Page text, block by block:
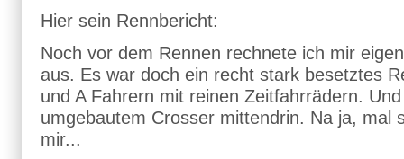
Hier sein Rennbericht:
Noch vor dem Rennen rechnete ich mir
aus. Es war doch ein recht stark besetztes
und A Fahrern mit reinen Zeitfahrrädern.
umgebautem Crosser mittendrin. Na ja, mal
mir...